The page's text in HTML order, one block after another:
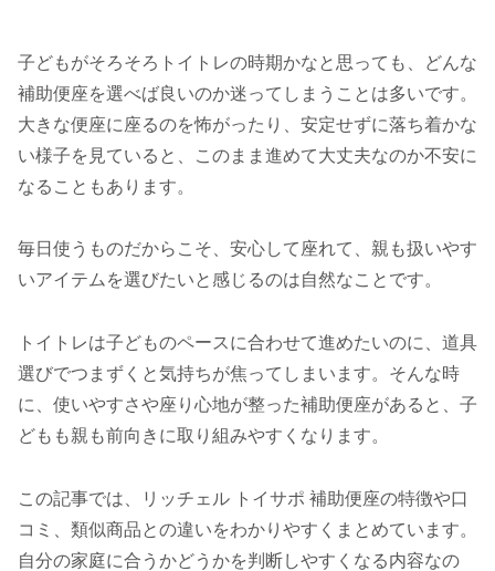
子どもがそろそろトイトレの時期かなと思っても、どんな
補助便座を選べば良いのか迷ってしまうことは多いです。
大きな便座に座るのを怖がったり、安定せずに落ち着かな
い様子を見ていると、このまま進めて大丈夫なのか不安に
なることもあります。
毎日使うものだからこそ、安心して座れて、親も扱いやす
いアイテムを選びたいと感じるのは自然なことです。
トイトレは子どものペースに合わせて進めたいのに、道具
選びでつまずくと気持ちが焦ってしまいます。そんな時
に、使いやすさや座り心地が整った補助便座があると、子
どもも親も前向きに取り組みやすくなります。
この記事では、リッチェル トイサポ 補助便座の特徴や口
コミ、類似商品との違いをわかりやすくまとめています。
自分の家庭に合うかどうかを判断しやすくなる内容なの